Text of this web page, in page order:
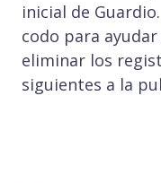
inicial de
codo para
eliminar los
siguientes a la